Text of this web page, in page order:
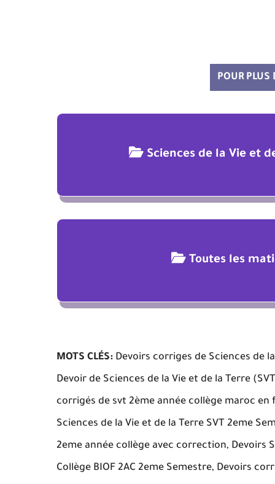
POUR PLUS
Sciences de la Vie et
Toutes les
MOTS CLÉS: Devoirs corriges de Sciences de
Devoir de Sciences de la Vie et de la Terre
corrigés de svt 2ème année collège maroc
Sciences de la Vie et de la Terre SVT 2eme
2eme année collège avec correction, Devoirs
Collège BIOF 2AC 2eme Semestre, Devoirs